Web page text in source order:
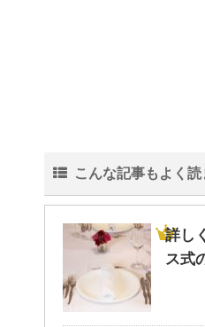
こんな記事もよく
詳し
ス式